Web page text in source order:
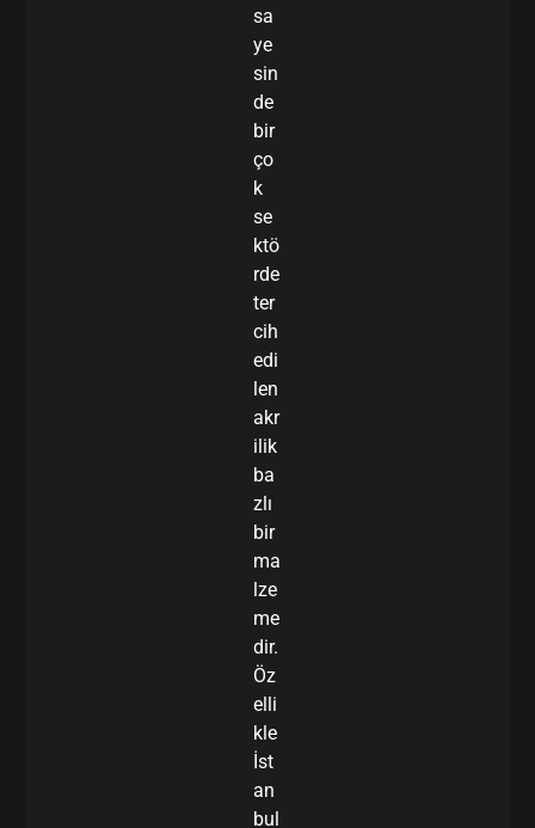
sa
ye
sin
de
bir
ço
k
se
ktö
rde
ter
cih
edi
len
akr
ilik
ba
zlı
bir
ma
lze
me
dir.
Öz
elli
kle
İst
an
bul